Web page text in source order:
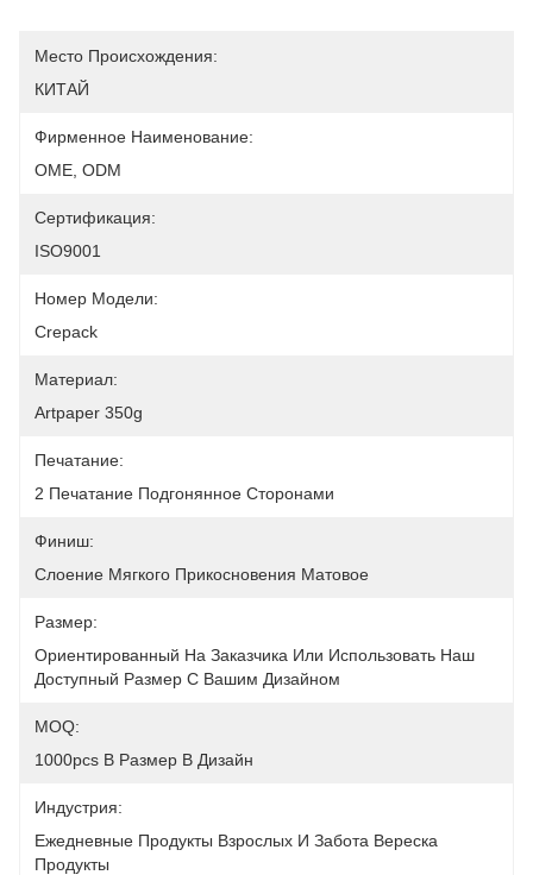
Место Происхождения:
КИТАЙ
Фирменное Наименование:
OME, ODM
Сертификация:
ISO9001
Номер Модели:
Crepack
Материал:
Artpaper 350g
Печатание:
2 Печатание Подгонянное Сторонами
Финиш:
Слоение Мягкого Прикосновения Матовое
Размер:
Ориентированный На Заказчика Или Использовать Наш
Доступный Размер С Вашим Дизайном
MOQ:
1000pcs В Размер В Дизайн
Индустрия:
Ежедневные Продукты Взрослых И Забота Вереска
Продукты